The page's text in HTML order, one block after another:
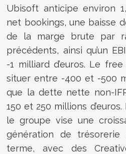
Ubisoft anticipe environ
net bookings, une baisse
de la marge brute par
précédents, ainsi qu’un
-1 milliard d’euros. Le
situer entre -400 et -500
que la dette nette non-
150 et 250 millions
le groupe vise une
génération de
terme, avec des